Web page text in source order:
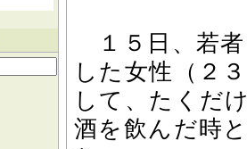
１５日、若
した女性（２
して、たくだ
酒を飲んだ時